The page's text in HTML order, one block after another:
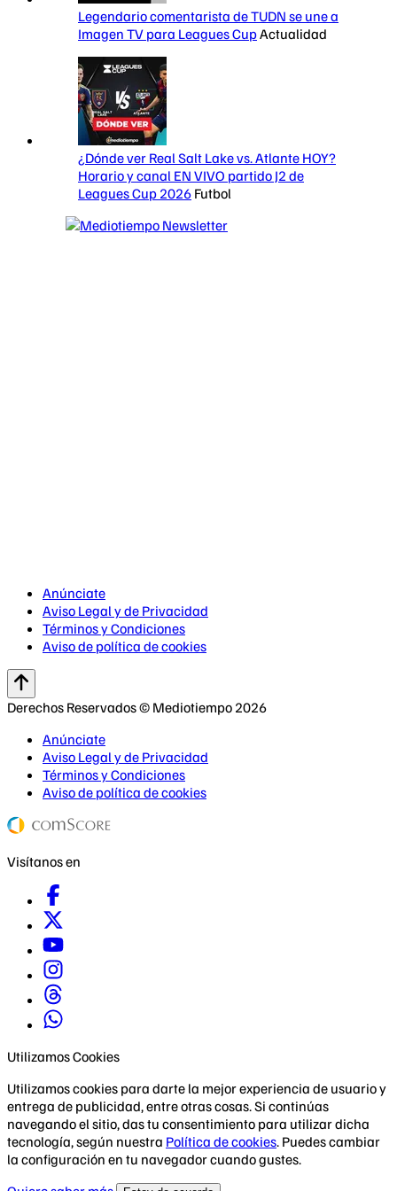
Legendario comentarista de TUDN se une a
Imagen TV para Leagues CupActualidad
¿Dónde ver Real Salt Lake vs. Atlante HOY?
Horario y canal EN VIVO partido J2 de
Leagues Cup 2026 Futbol
Anúnciate
Aviso Legal y de Privacidad
Términos y Condiciones
Aviso de política de cookies
Derechos Reservados © Mediotiempo 2026
Anúnciate
Aviso Legal y de Privacidad
Términos y Condiciones
Aviso de política de cookies
Visítanos en
Utilizamos Cookies
Utilizamos cookies para darte la mejor experiencia de usuario y
entrega de publicidad, entre otras cosas. Si continúas
navegando el sitio, das tu consentimiento para utilizar dicha
tecnología, según nuestra Política de cookies. Puedes cambiar
la configuración en tu navegador cuando gustes.